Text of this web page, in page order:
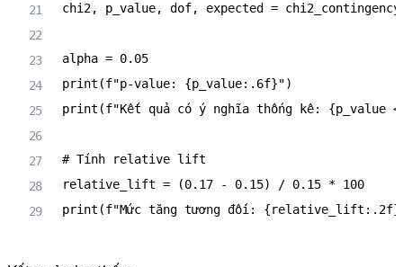
chi2, p_value, dof, expected = chi2_contingency
alpha = 0.05
print (f"p-value: {p_value: .6f}")
print (f"Kết quả có ý nghĩa thống kê: {p_value <
# Tính relative lift
relative_lift = (0.17 - 0.15) / 0.15 * 100
print (f"Mức tăng tương đối: {relative_lift : .2f}